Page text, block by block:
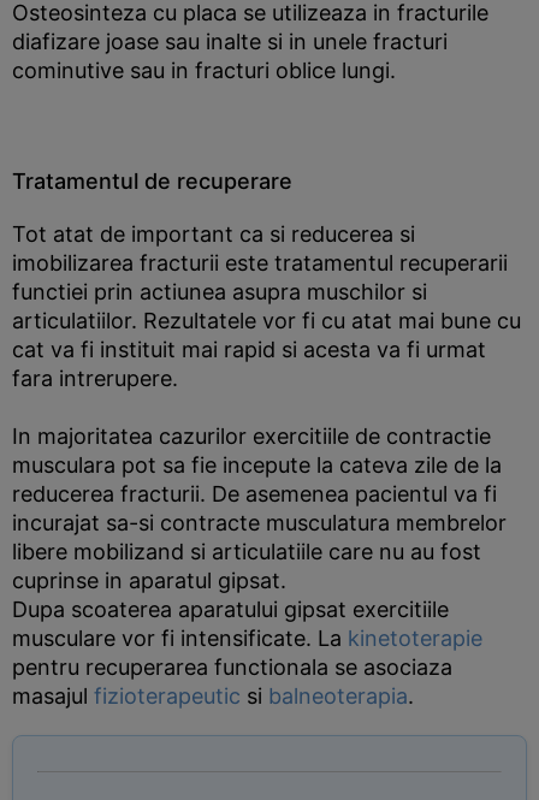
Osteosinteza cu placa se utilizeaza in fracturile
diafizare joase sau inalte si in unele fracturi
cominutive sau in fracturi oblice lungi.
Tratamentul de recuperare
Tot atat de important ca si reducerea si
imobilizarea fracturii este tratamentul recuperarii
functiei prin actiunea asupra muschilor si
articulatiilor. Rezultatele vor fi cu atat mai bune cu
cat va fi instituit mai rapid si acesta va fi urmat
fara intrerupere.
In majoritatea cazurilor exercitiile de contractie
musculara pot sa fie incepute la cateva zile de la
reducerea fracturii. De asemenea pacientul va fi
incurajat sa-si contracte musculatura membrelor
libere mobilizand si articulatiile care nu au fost
cuprinse in aparatul gipsat.
Dupa scoaterea aparatului gipsat exercitiile
musculare vor fi intensificate. La kinetoterapie
pentru recuperarea functionala se asociaza
masajul fizioterapeutic si balneoterapia.